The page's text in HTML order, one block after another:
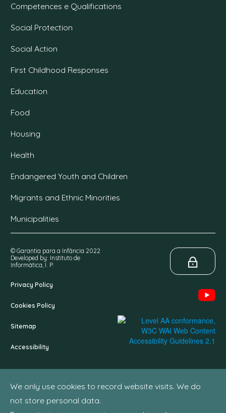
We only use cookies to record website visits. We do
not store personal data.
Competences e Qualifications
Social Protection
Social Action
First Childhood Responses
Education
Food
Housing
Health
Endangered Youth and Children
Migrants and Ethnic Minorities
Municipalities
© Garantia para a Infância 2022
Developed by: Instituto de
Informática, I. P.
Privacy Policy
Cookies Policy
Sitemap
Accessibility